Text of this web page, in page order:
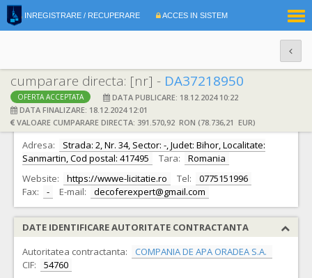
INREGISTRARE / RECUPERARE ACCES IN SISTEM
cumparare directa: [nr] - DA37218950
OFERTA ACCEPTATA
DATA PUBLICARE: 18.12.2024 10:22
DATA FINALIZARE: 18.12.2024 12:01
VALOARE CUMPARARE DIRECTA: 391.570,92 RON (78.736,21 EUR)
DATE IDENTIFICARE OFERTANT
Ofertant: S.C. DECOFER EXPERT S.R.L. CIF: 38363437
Adresa:
Strada: 2, Nr. 34, Sector: -, Judet: Bihor, Localitate:
Sanmartin, Cod postal: 417495
Tara:
Romania
Website:
https://wwwe-licitatie.ro Tel:
0775151996
Fax:
- E-mail: decoferexpert@gmail.com
DATE IDENTIFICARE AUTORITATE CONTRACTANTA
Autoritatea contractanta:
COMPANIA DE APA ORADEA S.A.
CIF:
54760